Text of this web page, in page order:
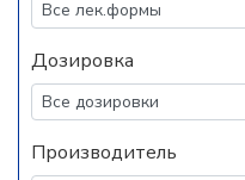
Дозировка
Производитель